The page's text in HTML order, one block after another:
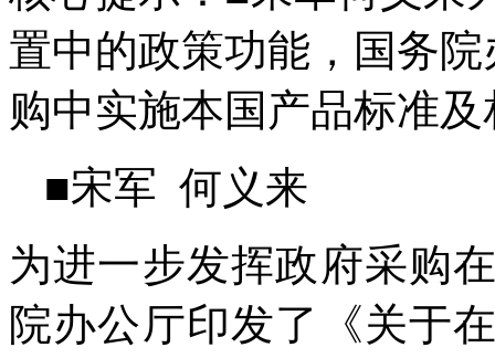
置中的政策功能，国务
购中实施本国产品标准
■宋军 何义来
为进一步发挥政府采购
院办公厅印发了《关于